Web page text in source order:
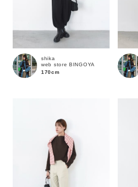
セール価格
在庫あり
shika
web store BINGOYA
170cm